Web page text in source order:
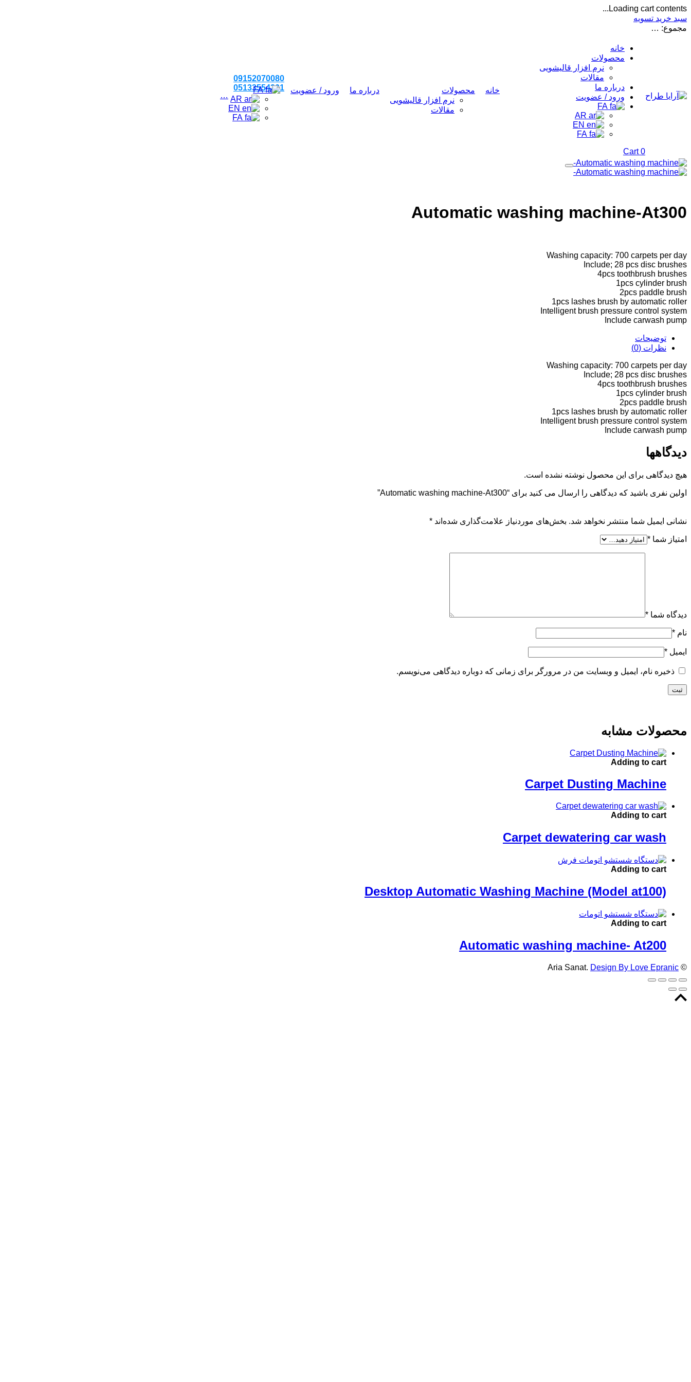
Loading cart contents...
سبد خرید تسویه
مجموع: …
خانه
محصولات
نرم افزار قالیشویی
مقالات
درباره ما
ورود / عضویت
FA
AR
EN
FA
0
Cart
09152070080
05133554201
خانه
محصولات
نرم افزار قالیشویی
مقالات
درباره ما ورود / عضویت
FA
AR
EN
FA
…
Automatic washing machine-At300
Washing capacity: 700 carpets per day
Include; 28 pcs disc brushes
4pcs toothbrush brushes
1pcs cylinder brush
2pcs paddle brush
1pcs lashes brush by automatic roller
Intelligent brush pressure control system
Include carwash pump
توضیحات
نظرات (0)
Washing capacity: 700 carpets per day
Include; 28 pcs disc brushes
4pcs toothbrush brushes
1pcs cylinder brush
2pcs paddle brush
1pcs lashes brush by automatic roller
Intelligent brush pressure control system
Include carwash pump
دیدگاهها
هیچ دیدگاهی برای این محصول نوشته نشده است.
اولین نفری باشید که دیدگاهی را ارسال می کنید برای “Automatic washing machine-At300”
نشانی ایمیل شما منتشر نخواهد شد. بخش‌های موردنیاز علامت‌گذاری شده‌اند *
امتیاز شما *
دیدگاه شما *
نام *
ایمیل *
ذخیره نام، ایمیل و وبسایت من در مرورگر برای زمانی که دوباره دیدگاهی می‌نویسم.
محصولات مشابه
Adding to cart
Carpet Dusting Machine
Adding to cart
Carpet dewatering car wash
Adding to cart
Desktop Automatic Washing Machine (Model at100)
Adding to cart
Automatic washing machine- At200
© Aria Sanat.
Design By Love Epranic